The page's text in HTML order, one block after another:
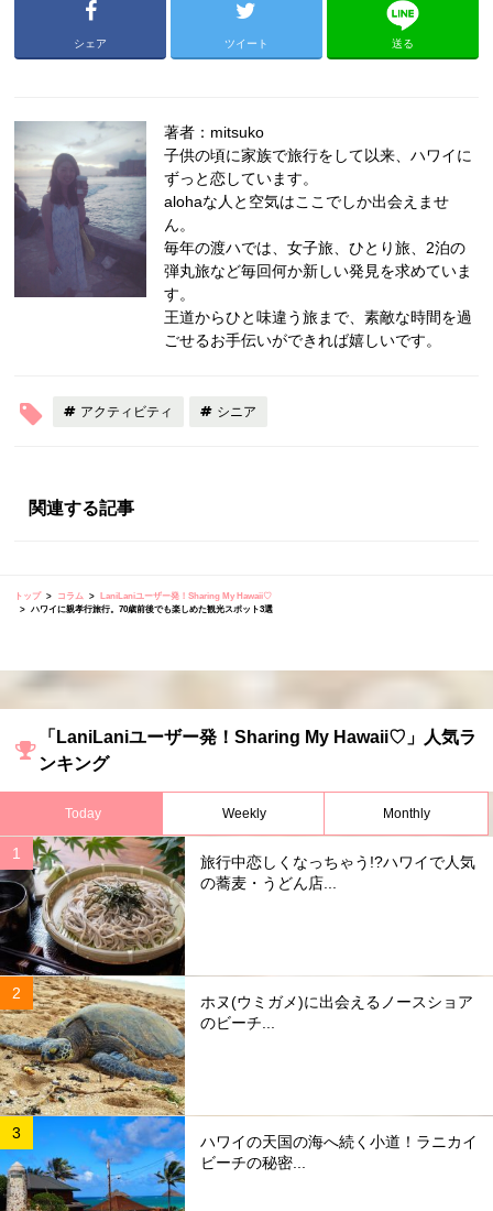
シェア ツイート 送る
著者：mitsuko
子供の頃に家族で旅行をして以来、ハワイに
ずっと恋しています。
alohaな人と空気はここでしか出会えませ
ん。
毎年の渡ハでは、女子旅、ひとり旅、2泊の
弾丸旅など毎回何か新しい発見を求めていま
す。
王道からひと味違う旅まで、素敵な時間を過
ごせるお手伝いができれば嬉しいです。
アクティビティ シニア
関連する記事
トップ コラム
LaniLaniユーザー発！Sharing My Hawaii♡
ハワイに親孝行旅行。70歳前後でも楽しめた観光スポット3選
「LaniLaniユーザー発！Sharing My Hawaii♡」人気ラ
ンキング
Today Weekly Monthly
旅行中恋しくなっちゃう!?ハワイで人気
の蕎麦・うどん店...
ホヌ(ウミガメ)に出会えるノースショア
のビーチ...
ハワイの天国の海へ続く小道！ラニカイ
ビーチの秘密...